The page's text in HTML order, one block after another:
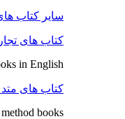
سایر کتاب
کتاب های
in English
کتاب های
books